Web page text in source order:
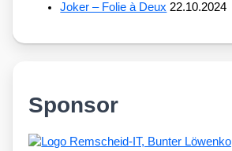
Joker – Folie à Deux 22.10.2024
Sponsor